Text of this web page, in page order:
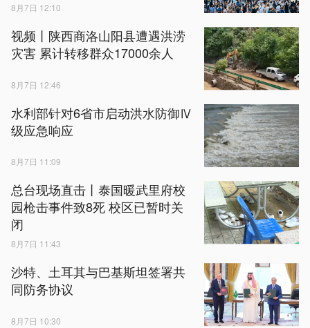
8月7日 12:10
视频丨陕西商洛山阳县遭遇洪涝
灾害 累计转移群众17000余人
8月7日 12:46
水利部针对6省市启动洪水防御Ⅳ
级应急响应
8月7日 11:09
总台现场直击丨泰国暖武里府校
园枪击事件致8死 校区已暂时关
闭
8月7日 11:43
沙特、土耳其与巴基斯坦签署共
同防务协议
8月7日 10:30